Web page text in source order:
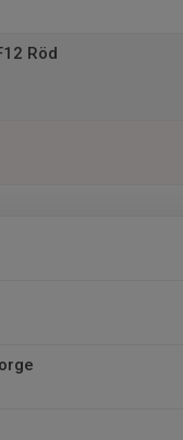
Röd